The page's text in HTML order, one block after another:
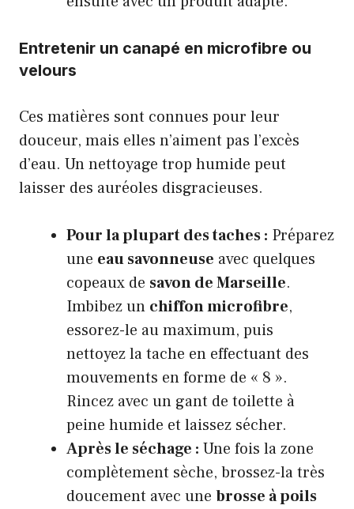
Entretenir un canapé en microfibre ou
velours
Ces matières sont connues pour leur
douceur, mais elles n’aiment pas l’excès
d’eau. Un nettoyage trop humide peut
laisser des auréoles disgracieuses.
Pour la plupart des taches : Préparez
une eau savonneuse avec quelques
copeaux de savon de Marseille.
Imbibez un chiffon microfibre,
essorez-le au maximum, puis
nettoyez la tache en effectuant des
mouvements en forme de « 8 ».
Rincez avec un gant de toilette à
peine humide et laissez sécher.
Après le séchage : Une fois la zone
complètement sèche, brossez-la très
doucement avec une brosse à poils